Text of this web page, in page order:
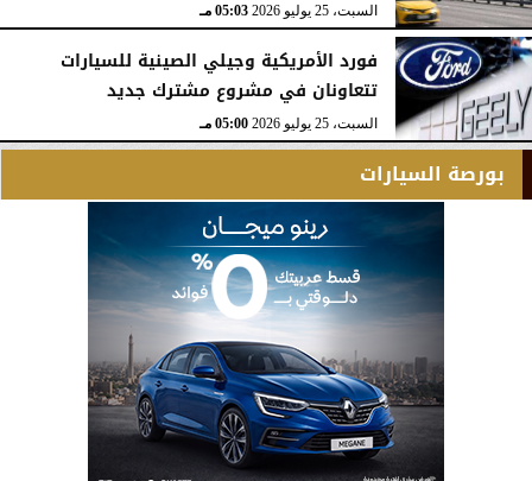
السبت، 25 يوليو 2026 05:03 مـ
فورد الأمريكية وجيلي الصينية للسيارات
تتعاونان في مشروع مشترك جديد
السبت، 25 يوليو 2026 05:00 مـ
بورصة السيارات